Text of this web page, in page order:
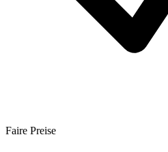
Faire Preise